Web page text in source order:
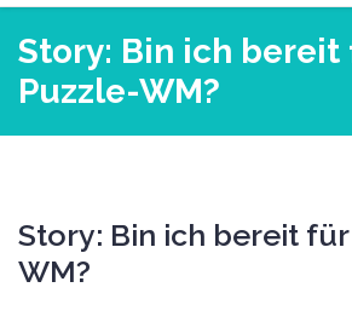
Story: Bin ich bereit
Puzzle-WM?
Story: Bin ich bereit
WM?